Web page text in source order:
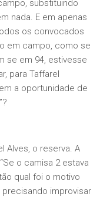
substituindo
nada. E em apenas
os convocados
em campo, como se
se em 94, estivesse
para Taffarel
a oportunidade de
Alves, o reserva. A
o camisa 2 estava
qual foi o motivo
precisando improvisar